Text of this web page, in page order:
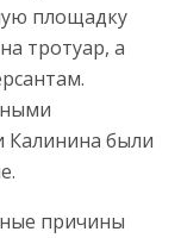
площадку
тротуар, а
Калинина были
причины